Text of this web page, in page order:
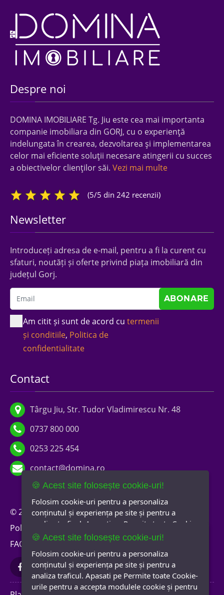
Despre noi
DOMINA IMOBILIARE Tg. Jiu este cea mai importanta
companie imobiliara din GORJ, cu o experienţă
indelungata în crearea, dezvoltarea şi implementarea
celor mai eficiente soluţii necesare atingerii cu succes
a obiectivelor clienţilor săi. Vezi mai multe
(5/5 din 242 recenzii)
Newsletter
Introduceți adresa de e-mail, pentru a fi la curent cu
sfaturi, noutăți și oferte privind piața imobiliară din
județul Gorj.
Am citit și sunt de acord cu termenii
și conditiile, Politica de
confidentialitate
Contact
Târgu Jiu, Str. Tudor Vladimirescu Nr. 48
0737 800 000
0253 225 454
contact@domina.ro
© 2026 Domina Imobiliare
Termeni și condiții
Politica de confidențialitate
FAQ
A.N.P.C. Newsletter
🍪 Acest site folosește cookie-uri!
Folosim cookie-uri pentru a personaliza
conținutul și experiența pe site și pentru a
analiza traficul. Apasati pe Permite toate Cookie-
urile pentru a accepta modulele cookie și pentru
Informații suplimentare
Selectați cookie-urile pe care le acceptați
Obligatorii
Site Preferences
Marketing
🍪 Acest site folosește cookie-uri!
Folosim cookie-uri pentru a personaliza
conținutul și experiența pe site și pentru a
analiza traficul. Apasati pe Permite toate Cookie-
urile pentru a accepta modulele cookie și pentru